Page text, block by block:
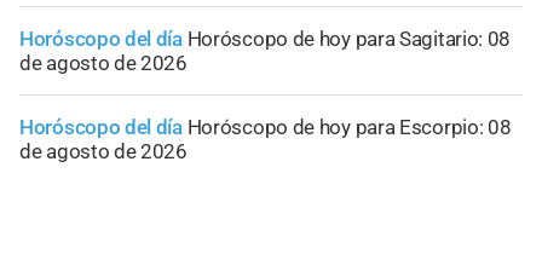
Horóscopo del día Horóscopo de hoy para Sagitario: 08
de agosto de 2026
Horóscopo del día Horóscopo de hoy para Escorpio: 08
de agosto de 2026